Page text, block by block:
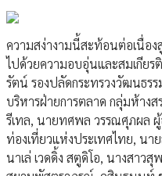
ความสง่างามนี้สะท้อนต่อเนื่อง
ไปด้วยความอบอุ่นและสมเกียร
รัตน์ รองปลัดกระทรวงวัฒนธร
บริหารฝ่ายการตลาด กลุ่มห้าง
รีเทล, นายทศพล วรรณศุภผล ผู้
ท่องเที่ยวแห่งประเทศไทย, นา
นาเล่ เวดดิ้ง สตูดิโอ, นางสาว